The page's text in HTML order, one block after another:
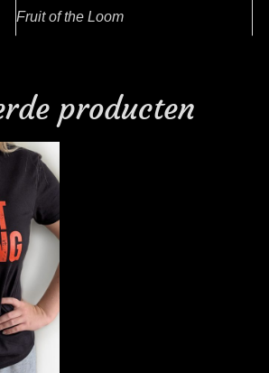
Fruit of the Loom
producten